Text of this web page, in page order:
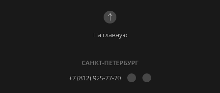
На главную
САНКТ-ПЕТЕРБУРГ
+7 (812) 925-77-70